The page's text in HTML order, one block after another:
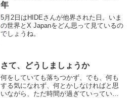
年
5月2日はHIDEさんが他界された日。いま
の世界とX Japanをどん思って見ているの
でしょうね。
さて、どうしましょうか
何をしていても落ちつかず、でも、何も
する気になれず、何とかしなければと思
いながら、ただ時間が過ぎていってい